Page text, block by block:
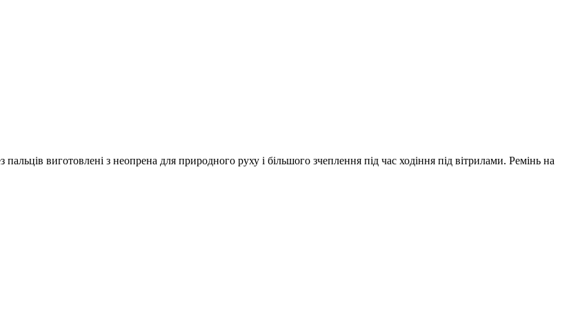
виготовлені з неопрена для природного руху і більшого зчеплення під час ходіння під вітрилами. Ремінь на